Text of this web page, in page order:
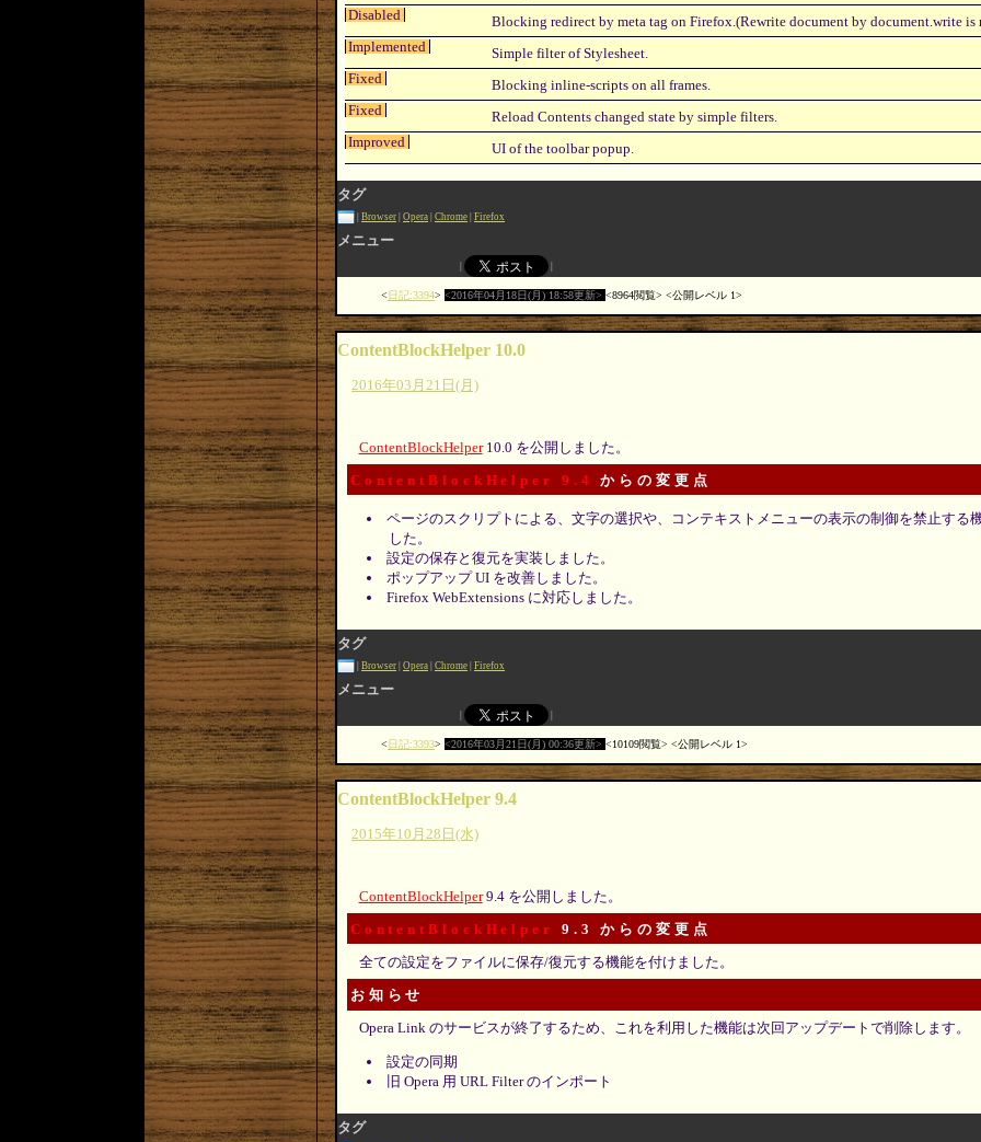
Disabled
Blocking redirect by meta tag on Firefox.(Rewrite document by document.write is
Implemented
Simple filter of Stylesheet.
Fixed
Blocking inline-scripts on all frames.
Fixed
Reload Contents changed state by simple filters.
Improved
UI of the toolbar popup.
タグ
Browser Opera Chrome Firefox
メニュー
日記:3394 2016年04月18日(月) 18:58更新 8964閲覧 公開レベル 1
ContentBlockHelper 10.0
2016年03月21日(月)
ContentBlockHelper10.0 を公開しました。
ContentBlockHelper 9.4 からの変更点
ページのスクリプトによる、文字の選択や、コンテキストメニューの表示の制御を禁止する
した。
設定の保存と復元を実装しました。
ポップアップ UI を改善しました。
Firefox WebExtensions に対応しました。
タグ
Browser Opera Chrome Firefox
メニュー
日記:3393 2016年03月21日(月) 00:36更新 10109閲覧 公開レベル 1
ContentBlockHelper 9.4
2015年10月28日(水)
ContentBlockHelper9.4 を公開しました。
ContentBlockHelper 9.3 からの変更点
全ての設定をファイルに保存/復元する機能を付けました。
お知らせ
Opera Link のサービスが終了するため、これを利用した機能は次回アップデートで削除します。
設定の同期
旧 Opera 用 URL Filter のインポート
タグ